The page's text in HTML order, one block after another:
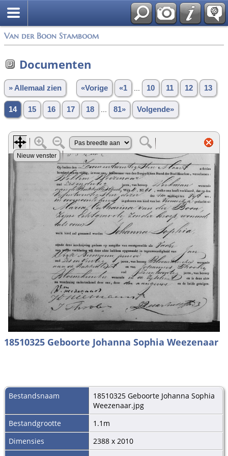
Van der Boon Stamboom
Documenten
» Allemaal zien «Vorige «1 10 11 12 13
14 15 16 17 18 81» Volgende»
18510325 Geboorte Johanna Sophia Weezenaar
Bestandsnaam
18510325 Geboorte Johanna Sophia
Weezenaar.jpg
Bestandgrootte
1.1m
Dimensies
2388 x 2010